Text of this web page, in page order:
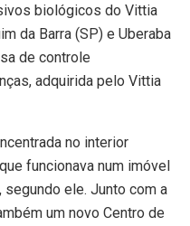
biológicos do Vittia
da Barra (SP) e Uberaba
de controle
adquirida pelo Vittia
no interior
funcionava num imóvel
ele. Junto com a
um novo Centro de